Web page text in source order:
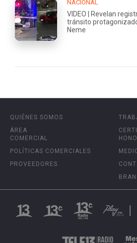
NACIONAL
VIDEO | Revelan
tránsito
Neme
QUIÉNES SOMOS
ÁREA
COMERCIAL
POLÍTICAS COMERCIALES
PROVEEDORES